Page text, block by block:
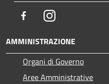
FacebookInstagram
AMMINISTRAZIONE
Organi di Governo
Aree Amministrative